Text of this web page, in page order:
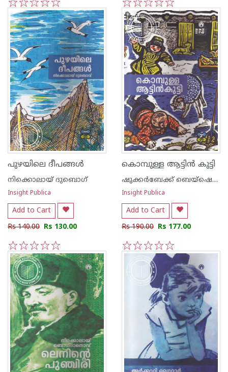
5
4
3
2
1 5
4
3
2
1
പുഴയിലെ ദീപങ്ങള്‍
നിക്കൊലായ് ദുബൊഗ്
Insight Publica
Add to Cart
Rs 140.00 Rs 130.00
5
4
3
2
1
കൊമ്പുള്ള ആട്ടിന്‍ കുട്ടി
ഷുക്കര്‍ബേക്ക് ബെയ്ഷെനലീയേവ്
Insight Publica
Add to Cart
Rs 190.00 Rs 177.00
5
4
3
2
1